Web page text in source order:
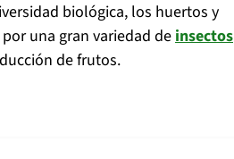
biológica, los huertos y
una gran variedad deinsectos
de frutos.